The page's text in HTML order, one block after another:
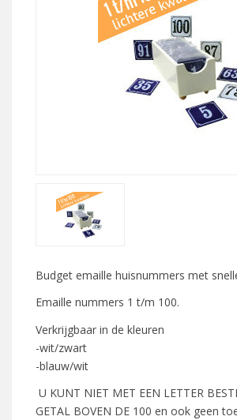
Budget emaille huisnummers met
Emaille nummers 1 t/m 100.
Verkrijgbaar in de kleuren
-wit/zwart
-blauw/wit
U KUNT NIET MET EEN LETTER
GETAL BOVEN DE 100 en ook geen